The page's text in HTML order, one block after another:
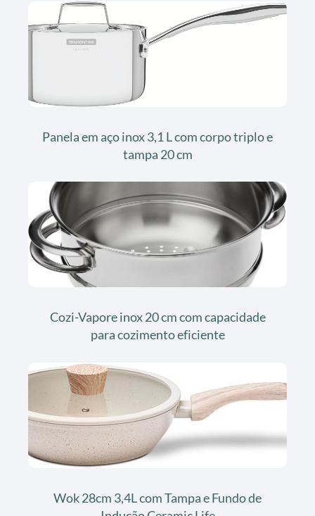
Panela em aço inox 3,1 L com corpo triplo e
tampa 20 cm
Cozi-Vapore inox 20 cm com capacidade
para cozimento eficiente
Wok 28cm 3,4L com Tampa e Fundo de